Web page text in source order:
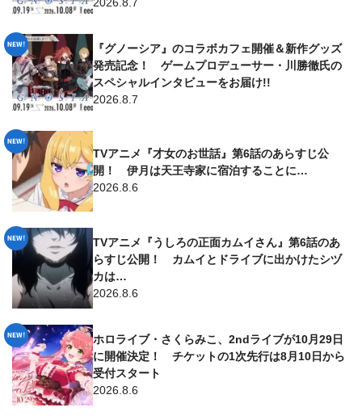
『グノーシア』のコラボカフェ開催＆新作グッズ
発売記念！ ゲームプロデューサー・川勝徹氏の
スペシャルインタビューをお届け!!
2026.8.7
TVアニメ『才女のお世話』第6話のあらすじ公
開！ 伊月は天王寺家に宿泊することに…
2026.8.6
TVアニメ『うしろの正面カムイさん』第6話のあ
らすじ公開！ カムイとドライブに出かけたシヅ
カは…
2026.8.6
ホロライブ・さくらみこ、2ndライブが10月29日
に開催決定！ チケットの1次先行は8月10日から
受付スタート
2026.8.6